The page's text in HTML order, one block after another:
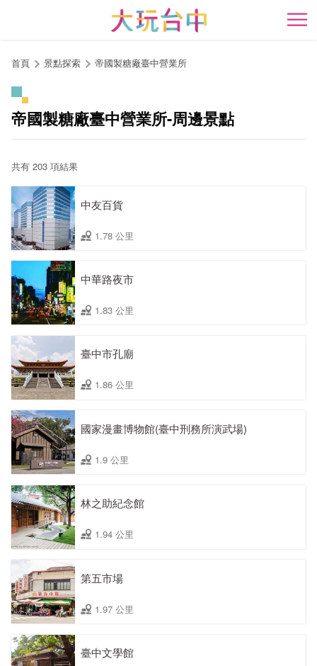
開
首頁 景點探索 帝國製糖廠臺中營業所
帝國製糖廠臺中營業所-周邊景點
共有 203 項結果
中友百貨
1.78 公里
中華路夜市
1.83 公里
臺中市孔廟
1.86 公里
國家漫畫博物館(臺中刑務所演武場)
1.9 公里
林之助紀念館
1.94 公里
第五市場
1.97 公里
臺中文學館